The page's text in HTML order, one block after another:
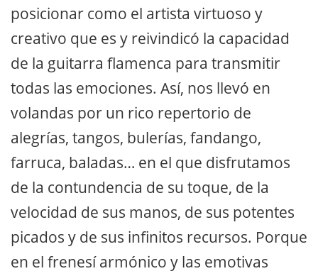
posicionar como el artista virtuoso y
creativo que es y reivindicó la capacidad
de la guitarra flamenca para transmitir
todas las emociones. Así, nos llevó en
volandas por un rico repertorio de
alegrías, tangos, bulerías, fandango,
farruca, baladas… en el que disfrutamos
de la contundencia de su toque, de la
velocidad de sus manos, de sus potentes
picados y de sus infinitos recursos. Porque
en el frenesí armónico y las emotivas